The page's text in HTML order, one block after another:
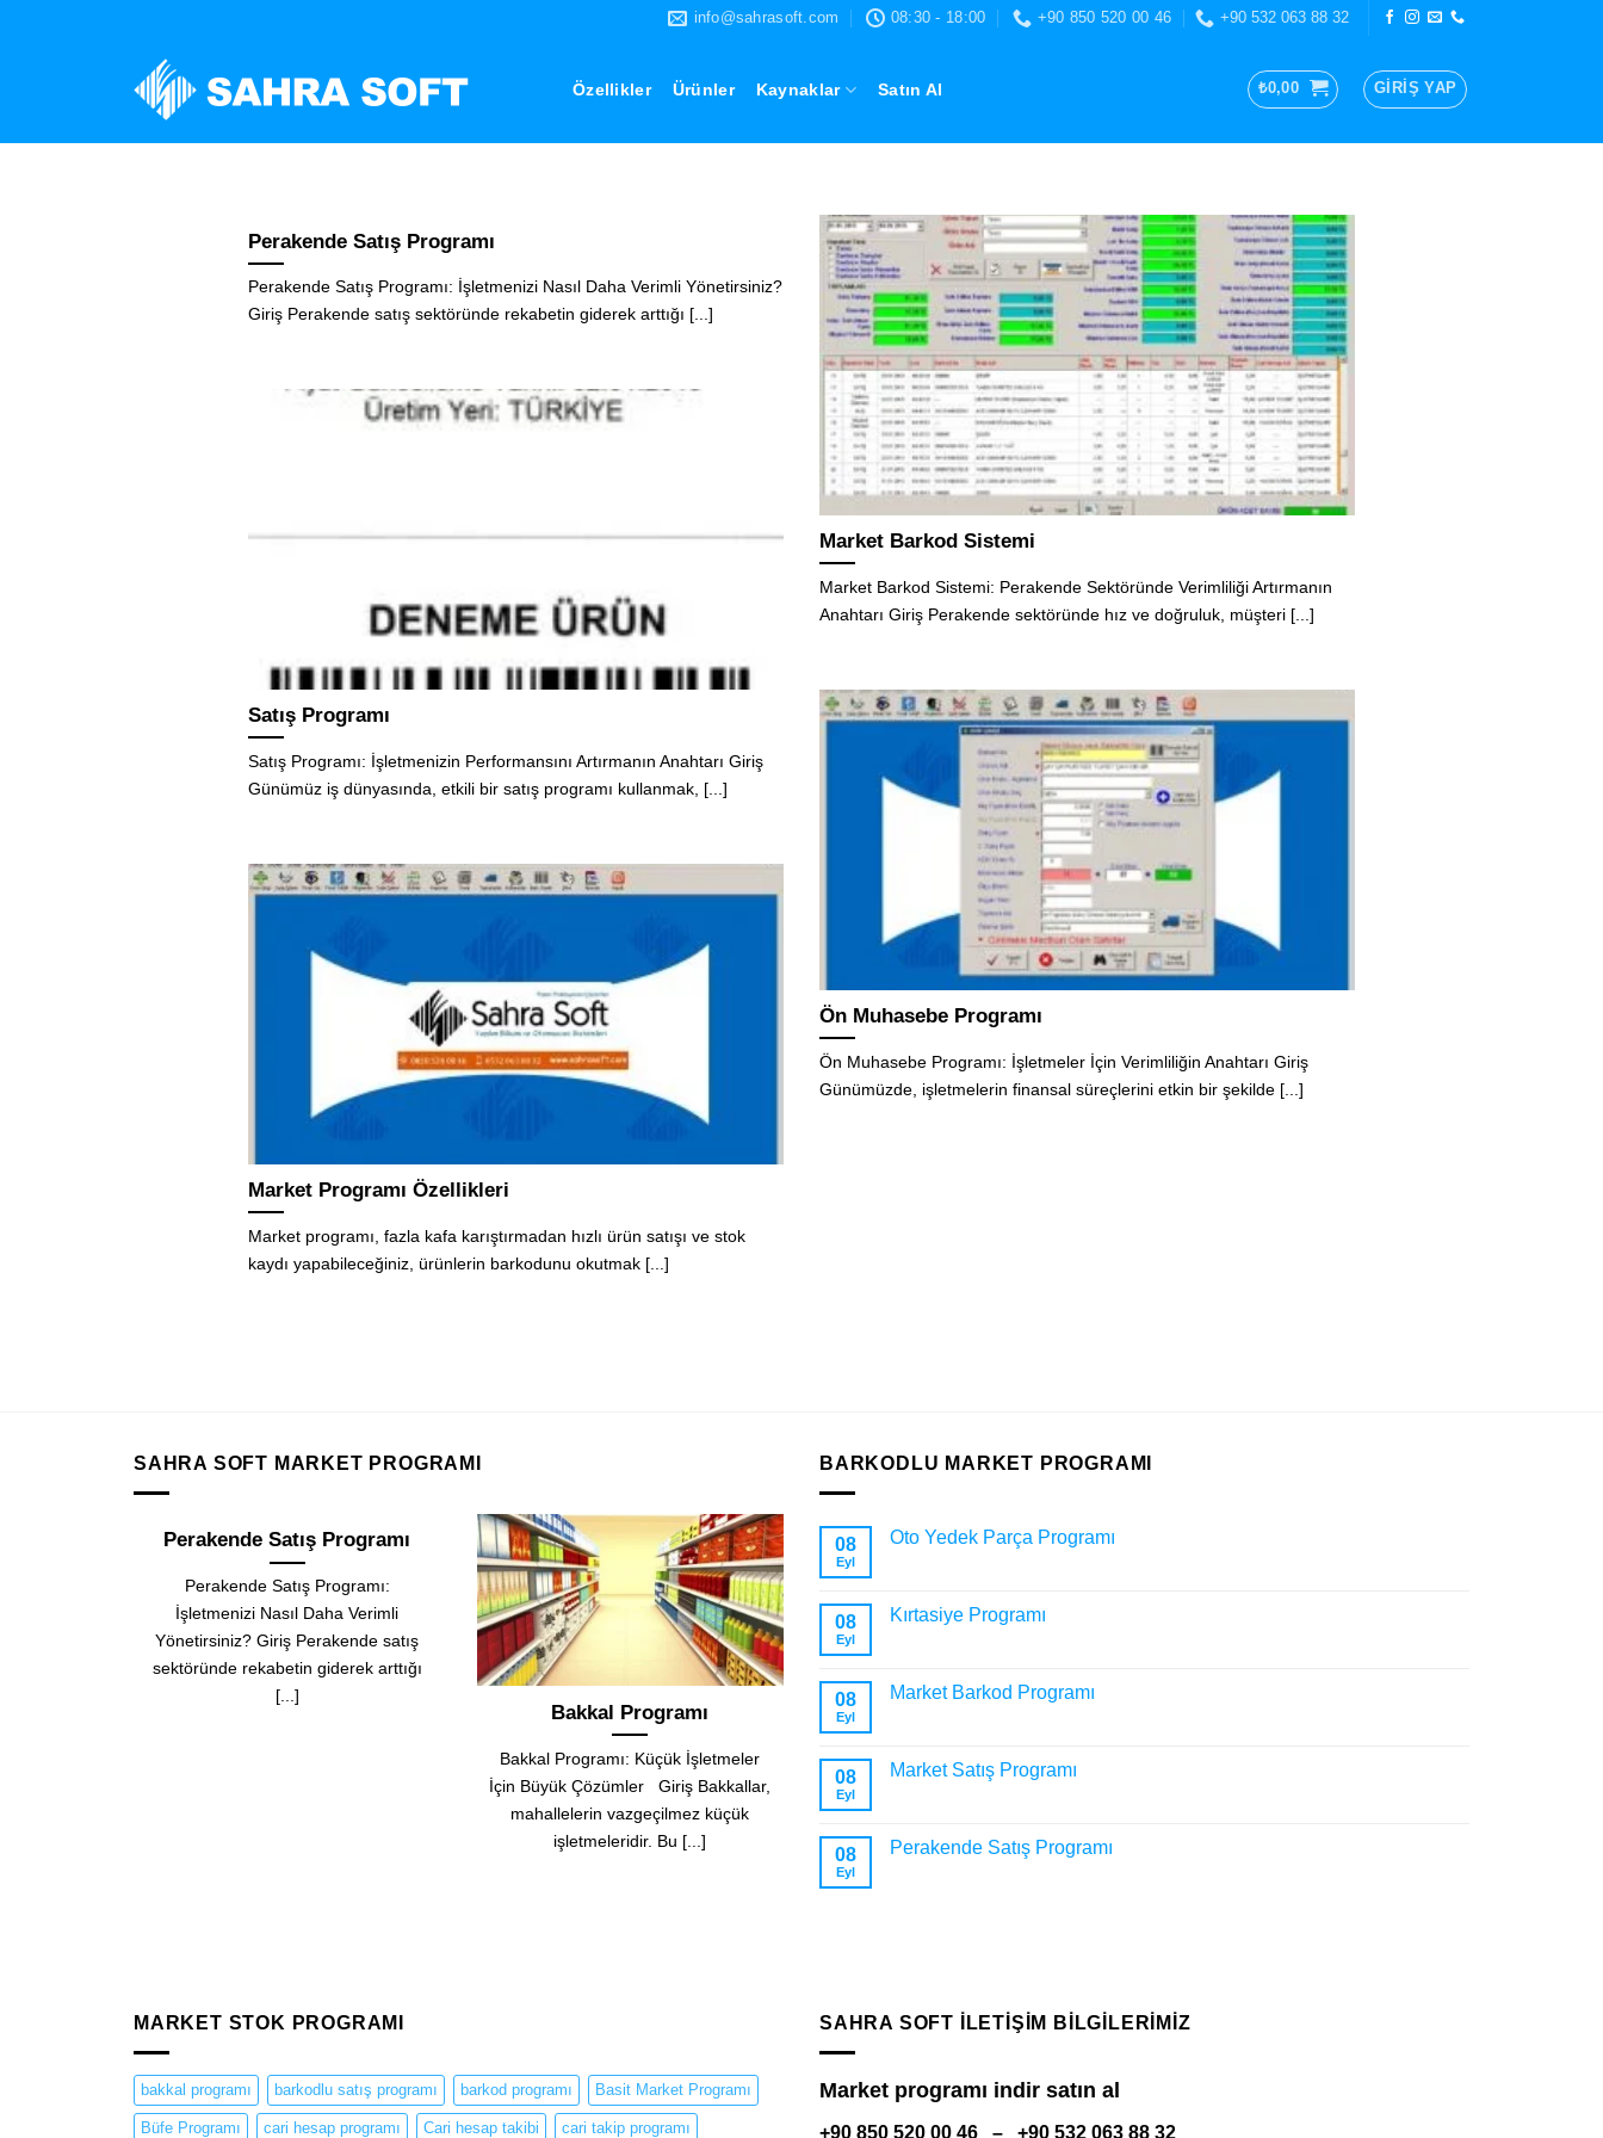
info@sahrasoft.com 08:30 - 18:00 +90 850 520 00 46 +90 532 063 88 32
Özellikler Ürünler Kaynaklar Satın Al ₺0,00 GIRIŞ YAP
OKUMAYA DEVAM EDIN→
Perakende Satış Programı
Perakende Satış Programı: İşletmenizi Nasıl Daha Verimli Yönetirsiniz?
Giriş Perakende satış sektöründe rekabetin giderek arttığı [...]
Market Barkod Sistemi
Market Barkod Sistemi: Perakende Sektöründe Verimliliği Artırmanın
Anahtarı Giriş Perakende sektöründe hız ve doğruluk, müşteri [...]
Satış Programı
Satış Programı: İşletmenizin Performansını Artırmanın Anahtarı Giriş
Günümüz iş dünyasında, etkili bir satış programı kullanmak, [...]
Ön Muhasebe Programı
Ön Muhasebe Programı: İşletmeler İçin Verimliliğin Anahtarı Giriş
Günümüzde, işletmelerin finansal süreçlerini etkin bir şekilde [...]
Market Programı Özellikleri
Market programı, fazla kafa karıştırmadan hızlı ürün satışı ve stok
kaydı yapabileceğiniz, ürünlerin barkodunu okutmak [...]
SAHRA SOFT MARKET PROGRAMI
Market Programı Özellikleri
Market programı, fazla kafa
karıştırmadan hızlı ürün satışı ve
stok kaydı yapabileceğiniz, ürünlerin
barkodunu okutmak [...]
Satış Programı
Satış Programı: İşletmenizin
Performansını Artırmanın Anahtarı
Giriş Günümüz iş dünyasında, etkili
bir satış programı kullanmak, [...]
Verimliliğini Artırmanın Anahtarı Giriş
işletmelerin verimliliğini artırmak,
BARKODLU MARKET PROGRAMI
08
Eyl
Oto Yedek Parça Programı
08
Eyl
Kırtasiye Programı
08
Eyl
Market Barkod Programı
08
Eyl
Market Satış Programı
08
Eyl
Perakende Satış Programı
MARKET STOK PROGRAMI
bakkal programı barkodlu satış programı barkod programı Basit Market Programı
Büfe Programı cari hesap programı Cari hesap takibi cari takip programı
SAHRA SOFT ILETIŞIM BILGILERIMIZ
Market programı indir satın al
+90 850 520 00 46 – +90 532 063 88 32